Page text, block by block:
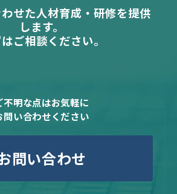
せた人材育成・研修を提供
します。
ご相談ください。
不明な点はお気軽に
問い合わせください
問い合わせ